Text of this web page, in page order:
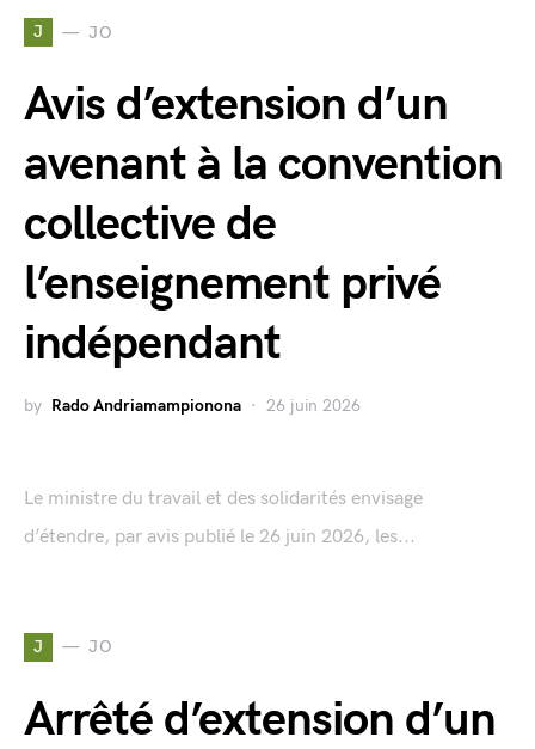
J JO
Avis d’extension d’un
avenant à la convention
collective de
l’enseignement privé
indépendant
by Rado Andriamampionona 26 juin 2026
Le ministre du travail et des solidarités envisage
d’étendre, par avis publié le 26 juin 2026, les...
J JO
Arrêté d’extension d’un